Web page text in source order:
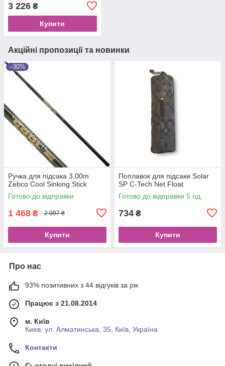
3 226 ₴
Купити
Акційні пропозиції та новинки
–30%
Ручка для підсака 3,00m
Zebco Cool Sinking Stick
Готово до відправки
1 468 ₴ 2 097 ₴
Купити
Поплавок для підсаки Solar
SP C-Tech Net Float
Готово до відправки 5 од.
734 ₴
Купити
Про нас
93% позитивних з 44 відгуків за рік
Працює з 21.08.2014
м. Київ
Киев, ул. Алматинська, 35, Київ, Україна
Контакти